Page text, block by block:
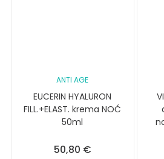
ANTI AGE
EUCERIN HYALURON
FILL.+ELAST. krema NOĆ
50ml
50,80 €